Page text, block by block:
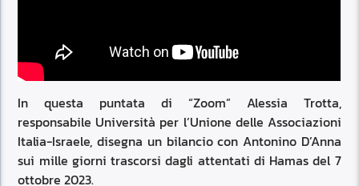
In questa puntata di “Zoom” Alessia Trotta,
responsabile Università per l’Unione delle Associazioni
Italia-Israele, disegna un bilancio con Antonino D’Anna
sui mille giorni trascorsi dagli attentati di Hamas del 7
ottobre 2023.